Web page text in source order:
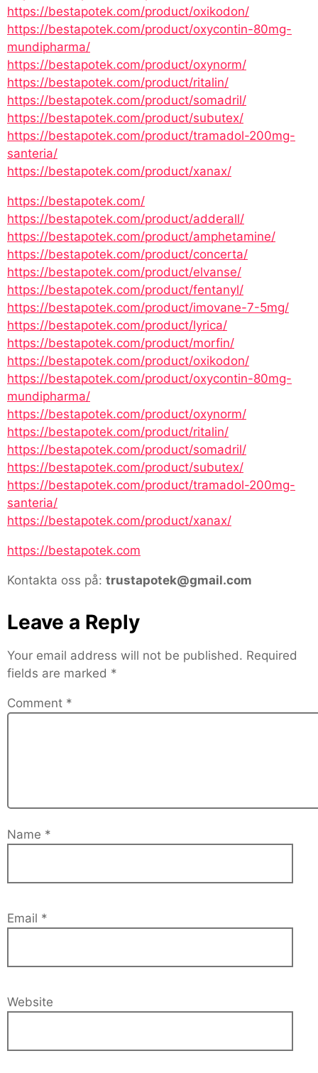
https://bestapotek.com/product/oxikodon/
https://bestapotek.com/product/oxycontin-80mg-
mundipharma/
https://bestapotek.com/product/oxynorm/
https://bestapotek.com/product/ritalin/
https://bestapotek.com/product/somadril/
https://bestapotek.com/product/subutex/
https://bestapotek.com/product/tramadol-200mg-
santeria/
https://bestapotek.com/product/xanax/
https://bestapotek.com/
https://bestapotek.com/product/adderall/
https://bestapotek.com/product/amphetamine/
https://bestapotek.com/product/concerta/
https://bestapotek.com/product/elvanse/
https://bestapotek.com/product/fentanyl/
https://bestapotek.com/product/imovane-7-5mg/
https://bestapotek.com/product/lyrica/
https://bestapotek.com/product/morfin/
https://bestapotek.com/product/oxikodon/
https://bestapotek.com/product/oxycontin-80mg-
mundipharma/
https://bestapotek.com/product/oxynorm/
https://bestapotek.com/product/ritalin/
https://bestapotek.com/product/somadril/
https://bestapotek.com/product/subutex/
https://bestapotek.com/product/tramadol-200mg-
santeria/
https://bestapotek.com/product/xanax/
https://bestapotek.com
Kontakta oss på: trustapotek@gmail.com
Leave a Reply
Your email address will not be published. Required
fields are marked *
Comment *
Name *
Email *
Website